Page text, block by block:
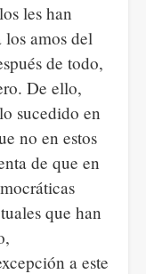
les han
amos del
de todo,
De ello,
sucedido en
no en estos
de que en
que han
a este